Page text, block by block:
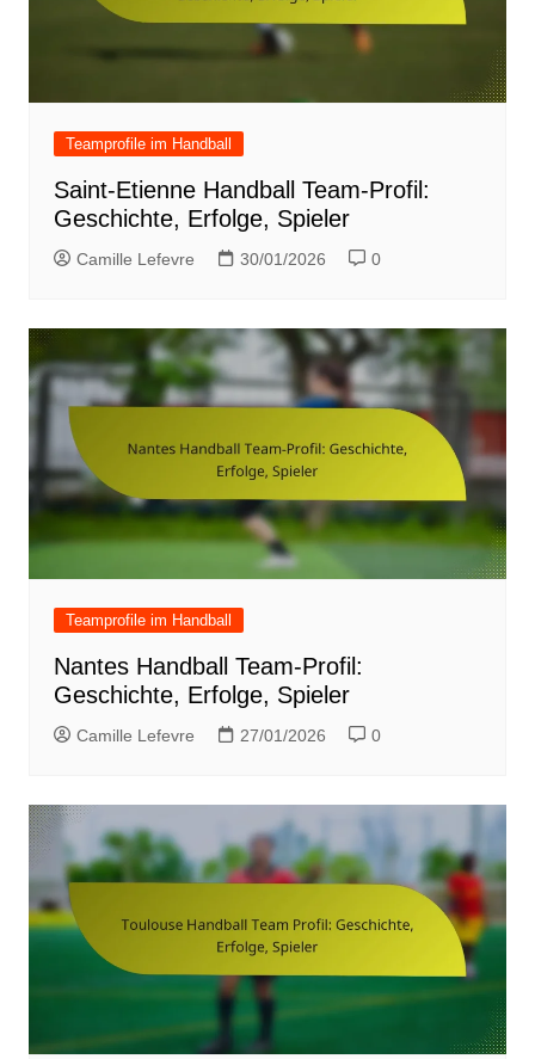
Teamprofile im Handball
Saint-Etienne Handball Team-Profil:
Geschichte, Erfolge, Spieler
Camille Lefevre 30/01/2026 0
Teamprofile im Handball
Nantes Handball Team-Profil:
Geschichte, Erfolge, Spieler
Camille Lefevre 27/01/2026 0